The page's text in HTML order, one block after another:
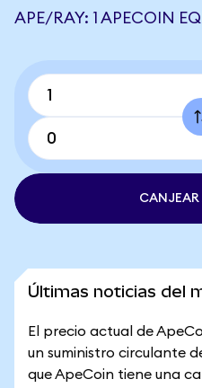
APE/RAY: 1 APECOIN
CANJEAR
Últimas noticias del
El precio actual de
un suministro circulante
que ApeCoin tiene una